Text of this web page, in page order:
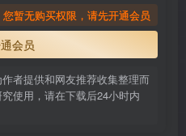
您暂无购买权限，请先开通会员
会员
者提供和网友推荐收集整理而
使用，请在下载后24小时内